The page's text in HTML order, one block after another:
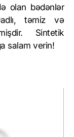
olan bədənlər
təmiz və
Sintetik
salam verin!